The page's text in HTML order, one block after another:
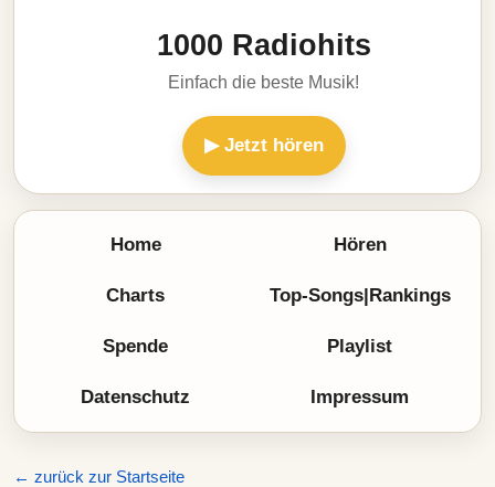
1000 Radiohits
Einfach die beste Musik!
▶ Jetzt hören
Home Hören
Charts Top-Songs|Rankings
Spende Playlist
Datenschutz Impressum
← zurück zur Startseite